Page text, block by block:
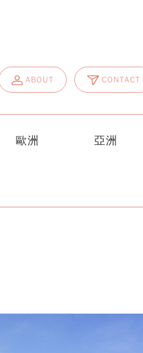
ABOUT CONTACT
歐洲 亞洲